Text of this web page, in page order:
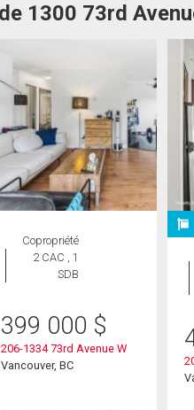
1300 73rd
Copropriété
2 CAC , 1
SDB
399 000 $
206-1334 73rd Avenue W
Vancouver, BC